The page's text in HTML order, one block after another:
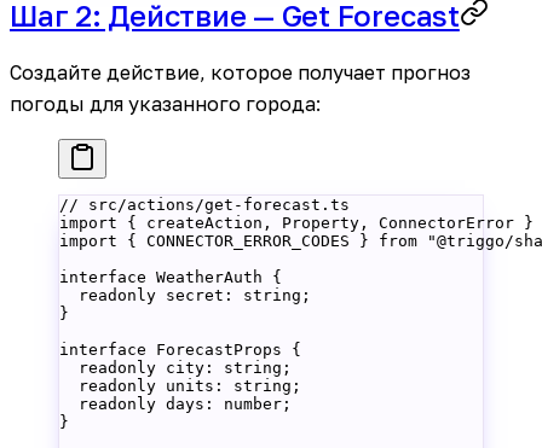
Шаг 2: Действие — Get Forecast
Создайте действие, которое получает прогноз
погоды для указанного города:
// src/actions/get-forecast.ts
import { createAction, Property, ConnectorError }
import { CONNECTOR_ERROR_CODES } from "@triggo/
interface WeatherAuth {
  readonly
secret : string ;
}
interface ForecastProps {
  readonly
city : string ;
  readonly
units : string ;
  readonly
days : number ;
}